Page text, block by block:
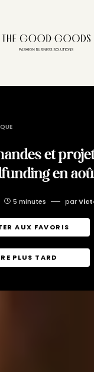
et
en
5 minutes par
AUX FAVORIS
PLUS TARD